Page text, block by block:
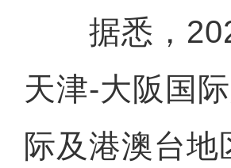
据悉，
天津-大阪国
际及港澳台